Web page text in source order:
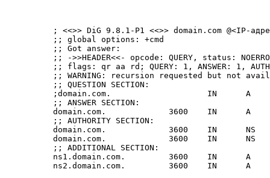
; <<>> DiG 9.8.1-P1 <<>> domain.com @<IP-
;; global options: +cmd
;; Got answer:
;; ->>HEADER<<- opcode: QUERY, status:
;; flags: qr aa rd; QUERY: 1, ANSWER: 1,
;; WARNING: recursion requested but not
;; QUESTION SECTION:
;domain.com.                    IN      A
;; ANSWER SECTION:
domain.com.             3600    IN      A
;; AUTHORITY SECTION:
domain.com.             3600    IN      NS
domain.com.             3600    IN      NS
;; ADDITIONAL SECTION:
ns1.domain.com.         3600    IN      A